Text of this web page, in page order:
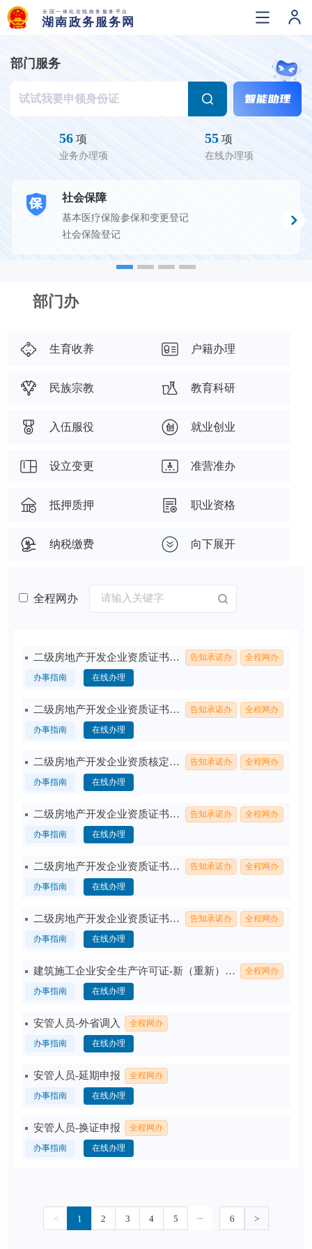
部门服务
56 项
业务办理项
55 项
在线办理项
社会保障
基本医疗保险参保和变更登记
社会保险登记
部门办
生育收养 户籍办理
民族宗教 教育科研
入伍服役 就业创业
设立变更 准营准办
抵押质押 职业资格
纳税缴费 向下展开
全程网办